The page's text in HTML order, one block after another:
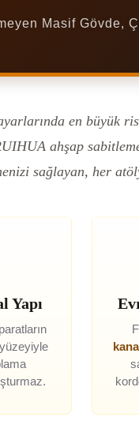
Masif Gövde,
en büyük
ahşap
sağlayan, her
Yapı